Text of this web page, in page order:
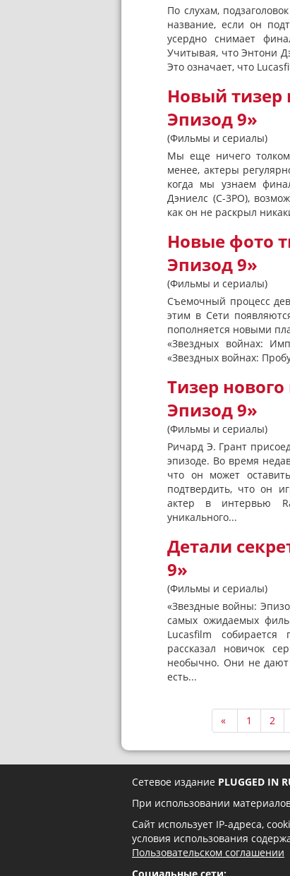
По слухам,
название, если он
усердно снимает
Учитывая, что Энтони
Это означает, что
Новый тизер
Эпизод 9»
(Фильмы и сериалы)
Мы еще ничего
менее, актеры
когда мы узнаем
Дэниелс (C-3PO),
как он не раскрыл
Новые фото
Эпизод 9»
(Фильмы и сериалы)
Съемочный процесс
этим в Сети
пополняется новыми
«Звездных войнах:
«Звездных войнах:
Тизер
Эпизод 9»
(Фильмы и сериалы)
Ричард Э. Грант
эпизоде. Во время
что он может
подтвердить, что он
актер в интервью
уникального...
Детали
9»
(Фильмы и сериалы)
«Звездные войны:
самых ожидаемых
Lucasfilm
рассказал новичок
необычно. Они не
есть...
« 1 2
Сетевое издание PLUGGED IN
При использовании
Сайт использует IP-адреса,
условия использования
Пользовательском соглашении